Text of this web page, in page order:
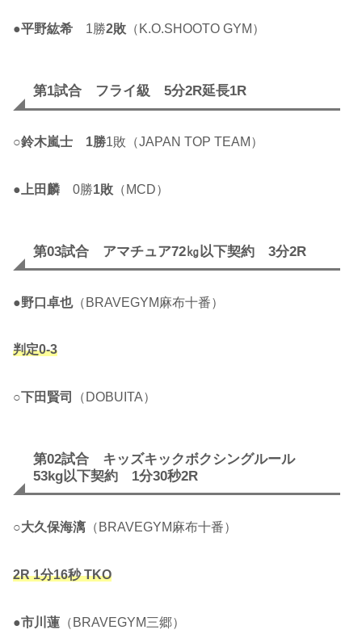
●平野紘希 1勝2敗 （K.O.SHOOTO GYM）
第1試合 フライ級 5分2R延長1R
○鈴木嵐士 1勝1敗（JAPAN TOP TEAM）
● 上田麟 0勝1敗 （MCD）
第03試合 アマチュア72㎏以下契約 3分2R
●野口卓也（BRAVEGYM麻布十番）
判定0-3
○下田賢司 （DOBUITA）
第02試合 キッズキックボクシングルール
53kg以下契約 1分30秒2R
○大久保海漓 （BRAVEGYM麻布十番）
2R 1分16秒 TKO
●市川蓮 （BRAVEGYM三郷）